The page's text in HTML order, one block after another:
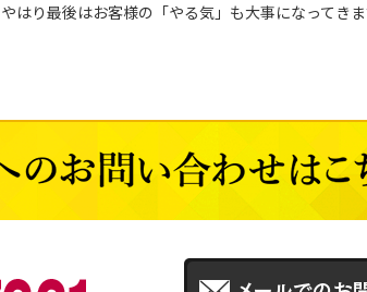
り最後はお客様の「やる気」も大事になってき